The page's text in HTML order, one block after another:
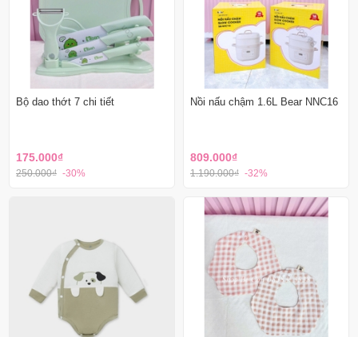
Bộ dao thớt 7 chi tiết
175.000₫
250.000₫ -30%
Nồi nấu chậm 1.6L Bear NNC16
809.000₫
1.190.000₫ -32%